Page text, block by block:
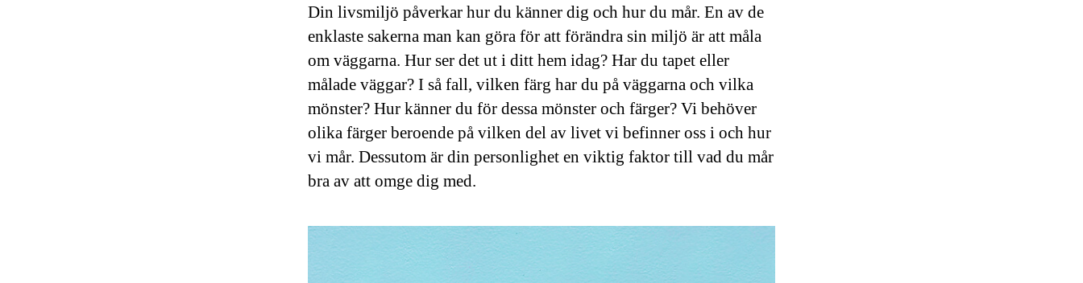
Din livsmiljö påverkar hur du känner dig och hur du mår. En av de
enklaste sakerna man kan göra för att förändra sin miljö är att måla
om väggarna. Hur ser det ut i ditt hem idag? Har du tapet eller
målade väggar? I så fall, vilken färg har du på väggarna och vilka
mönster? Hur känner du för dessa mönster och färger? Vi behöver
olika färger beroende på vilken del av livet vi befinner oss i och hur
vi mår. Dessutom är din personlighet en viktig faktor till vad du mår
bra av att omge dig med.